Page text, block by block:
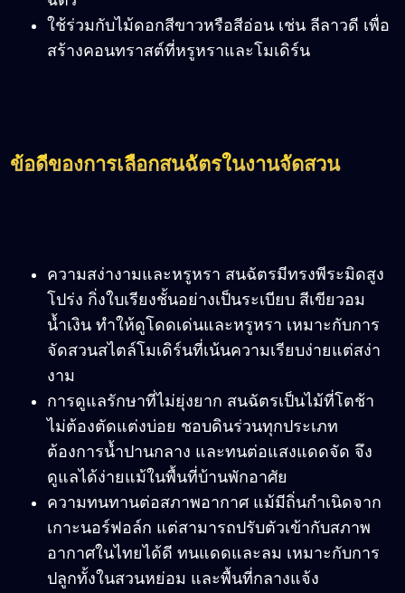
ใช้ร่วมกับไม้ดอกสีขาวหรือสีอ่อน เช่น ลีลาวดี เพื่อ
สร้างคอนทราสต์ที่หรูหราและโมเดิร์น
ข้อดีของการเลือกสนฉัตรในงานจัดสวน
ความสง่างามและหรูหรา สนฉัตรมีทรงพีระมิดสูง
โปร่ง กิ่งใบเรียงชั้นอย่างเป็นระเบียบ สีเขียวอม
น้ำเงิน ทำให้ดูโดดเด่นและหรูหรา เหมาะกับการ
จัดสวนสไตล์โมเดิร์นที่เน้นความเรียบง่ายแต่สง่า
งาม
การดูแลรักษาที่ไม่ยุ่งยาก สนฉัตรเป็นไม้ที่โตช้า
ไม่ต้องตัดแต่งบ่อย ชอบดินร่วนทุกประเภท
ต้องการน้ำปานกลาง และทนต่อแสงแดดจัด จึง
ดูแลได้ง่ายแม้ในพื้นที่บ้านพักอาศัย
ความทนทานต่อสภาพอากาศ แม้มีถิ่นกำเนิดจาก
เกาะนอร์ฟอล์ก แต่สามารถปรับตัวเข้ากับสภาพ
อากาศในไทยได้ดี ทนแดดและลม เหมาะกับการ
ปลูกทั้งในสวนหย่อม และพื้นที่กลางแจ้ง